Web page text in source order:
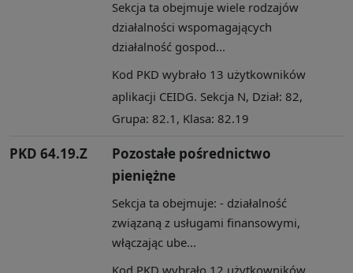
Sekcja ta obejmuje wiele rodzajów
działalności wspomagających
działalność gospod...
Kod PKD wybrało 13 użytkowników
aplikacji CEIDG. Sekcja N, Dział: 82,
Grupa: 82.1, Klasa: 82.19
PKD 64.19.Z
Pozostałe pośrednictwo
pieniężne
Sekcja ta obejmuje: - działalność
związaną z usługami finansowymi,
włączając ube...
Kod PKD wybrało 12 użytkowników